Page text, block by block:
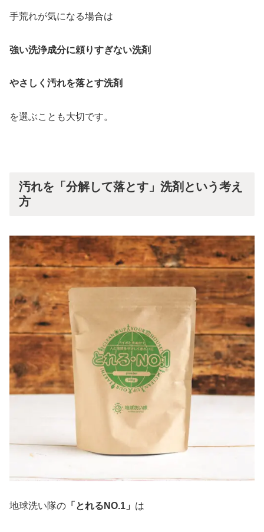
手荒れが気になる場合は
強い洗浄成分に頼りすぎない洗剤
やさしく汚れを落とす洗剤
を選ぶことも大切です。
汚れを「分解して落とす」洗剤という考え
方
地球洗い隊の 「とれるNO.1」 は